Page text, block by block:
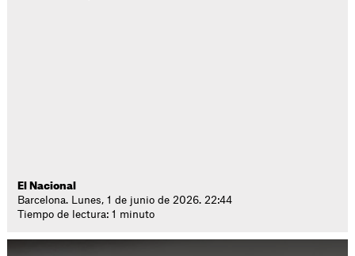
El Nacional
Barcelona. Lunes, 1 de junio de 2026. 22:44
Tiempo de lectura: 1 minuto